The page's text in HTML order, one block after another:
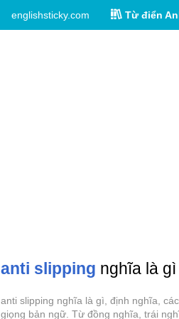
englishsticky.com Từ điển
anti slipping nghĩa là
anti slipping nghĩa là gì, định nghĩa,
giọng bản ngữ. Từ đồng nghĩa, trái